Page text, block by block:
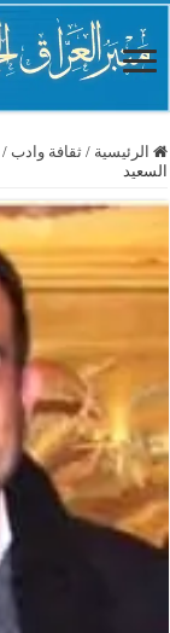
الرئيسية / ثقافة وادب /
السعيد